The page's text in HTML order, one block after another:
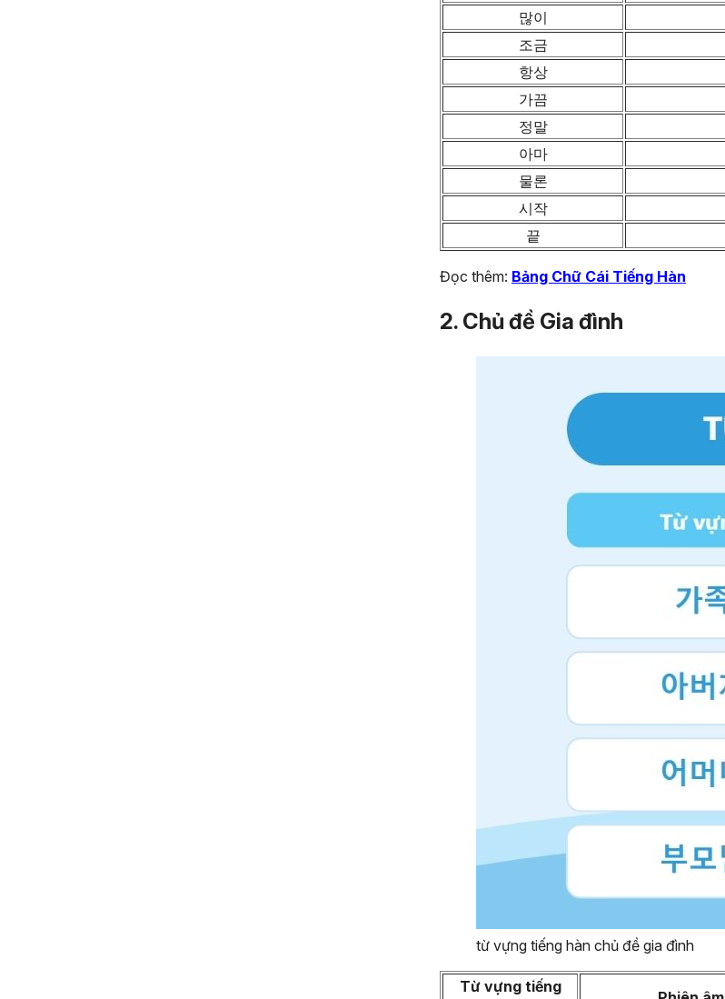
많이
조금
항상
가끔
정말
아마
물론
시작
끝
Đọc thêm: Bảng Chữ Cái Tiếng Hàn
2. Chủ đề Gia đình
từ vựng tiếng hàn chủ đề gia đình
Từ vựng tiếng